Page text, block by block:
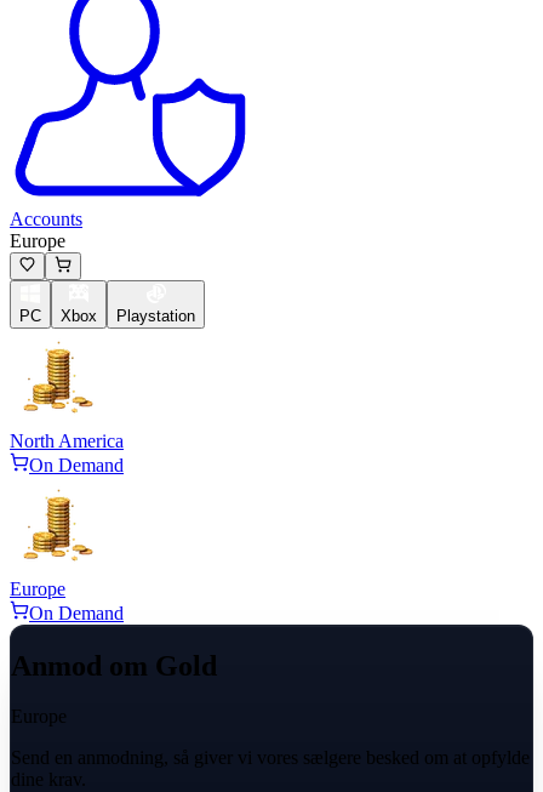
Accounts
Europe
PC Xbox Playstation
North America
On Demand
Europe
On Demand
Anmod om Gold
Europe
Send en anmodning, så giver vi vores sælgere besked om at opfylde
dine krav.